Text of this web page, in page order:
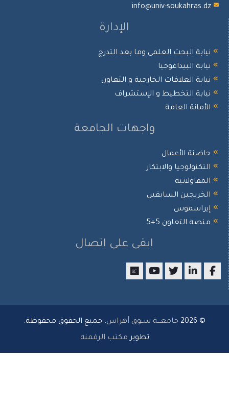
info@univ-
الإدارة
البحث العلمي وما بعد التدرج
البيداغوجيا
العلاقات الخارجية و التعاون
التخطيط و الإستشراف
العامة
واجهات الجامعة
الأعمال
والابتكار
السابقين
التعاون 5+5
ابقى على اتصال
جامعـــة ســوق أهراس . جميع الحقوق محفوظة.
مكتب الرقمنة